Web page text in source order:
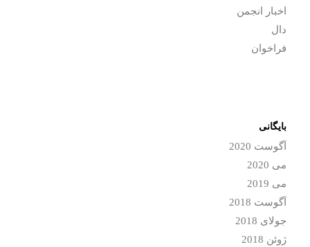
اخبار انجمن
دال
فراخوان
بایگانی
آگوست 2020
می 2020
می 2019
آگوست 2018
جولای 2018
ژوئن 2018